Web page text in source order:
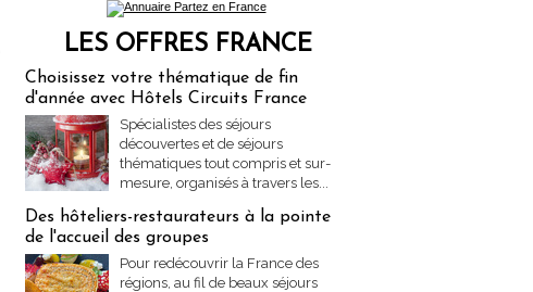
LES OFFRES FRANCE
Choisissez votre thématique de fin
d'année avec Hôtels Circuits France
Spécialistes des séjours
découvertes et de séjours
thématiques tout compris et sur-
mesure, organisés à travers les...
Des hôteliers-restaurateurs à la pointe
de l'accueil des groupes
Pour redécouvrir la France des
régions, au fil de beaux séjours